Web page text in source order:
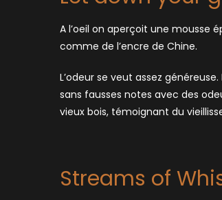
A l’oeil on aperçoit une mousse
comme de l’encre de Chine.
L’odeur se veut assez
sans fausses notes avec des
vieux bois, témoignant du
Streams of